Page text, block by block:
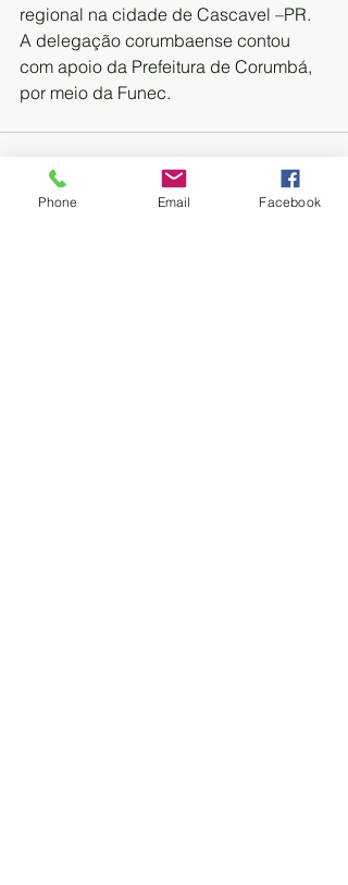
regional na cidade de Cascavel –PR.
A delegação corumbaense contou
com apoio da Prefeitura de Corumbá,
por meio da Funec.
Phone Email Facebook